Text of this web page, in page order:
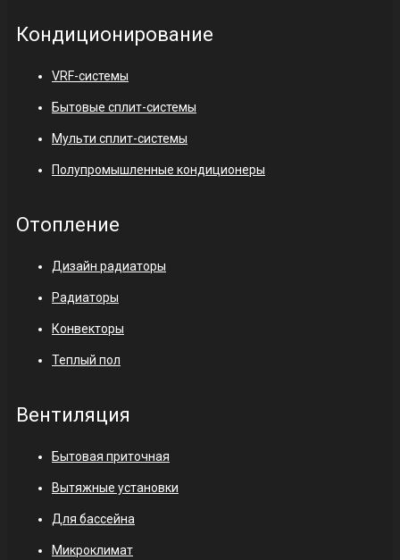
Кондиционирование
VRF-системы
Бытовые сплит-системы
Мульти сплит-системы
Полупромышленные кондиционеры
Отопление
Дизайн радиаторы
Радиаторы
Конвекторы
Теплый пол
Вентиляция
Бытовая приточная
Вытяжные установки
Для бассейна
Микроклимат